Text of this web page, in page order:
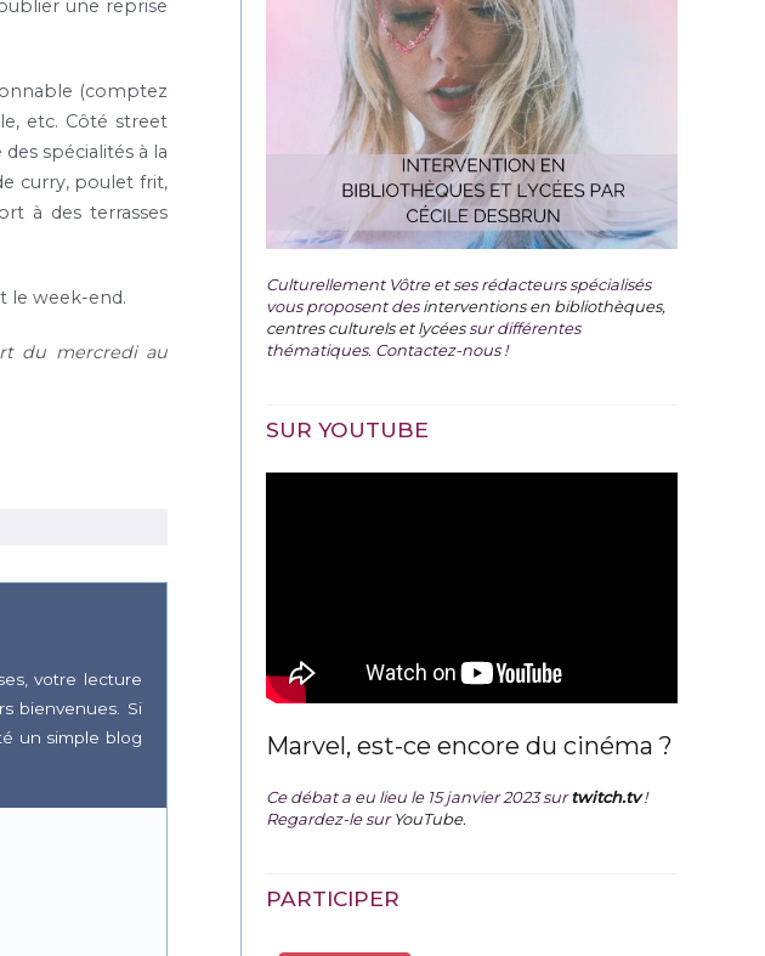
une reprise
(comptez
etc. Côté street
spécialités à la
curry, poulet frit,
à des terrasses
le week-end.
du mercredi au
votre lecture
bienvenues. Si
un simple blog
Culturellement Vôtre et ses rédacteurs spécialisés
vous proposent desinterventions en bibliothèques,
centres culturels et lycéessur différentes
thématiques. Contactez-nous !
SUR YOUTUBE
Marvel, est-ce encore du cinéma ?
Ce débat a eu lieu le 15 janvier 2023 surtwitch.tv !
Regardez-le surYouTube.
PARTICIPER